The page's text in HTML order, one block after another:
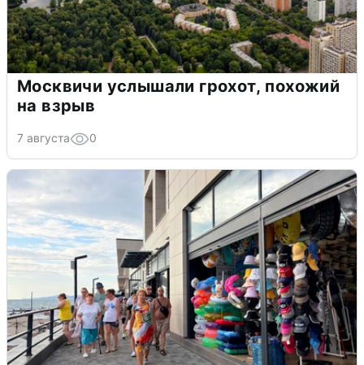
Москвичи услышали грохот, похожий
на взрыв
7 августа 0